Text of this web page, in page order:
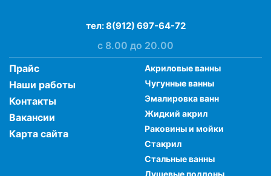
Прайс
Наши работы
Контакты
Вакансии
Карта сайта
Акриловые ванны
Чугунные ванны
Эмалировка ванн
Жидкий акрил
Раковины и мойки
Стакрил
Стальные ванны
Душевые поддоны
тел:8(912) 697-64-72
с 8.00 до 20.00